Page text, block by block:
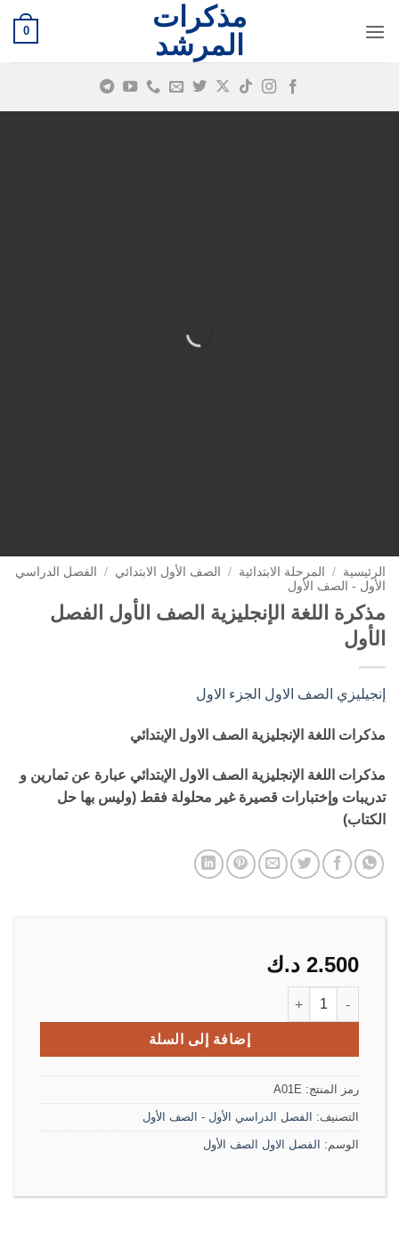
للمحتوى
مذكرات
المرشد
0
الرئيسية / المرحلة الابتدائية / الصف الأول الابتدائي /
الفصل الدراسي
الأول - الصف الأول
مذكرة اللغة الإنجليزية الصف الأول الفصل
الأول
إنجيليزي الصف الاول الجزء الاول
مذكرات اللغة الإنجليزية الصف الاول الإبتدائي
مذكرات اللغة الإنجليزية الصف الاول الإبتدائي عبارة عن تمارين و
تدريبات وإختبارات قصيرة غير محلولة فقط (وليس بها حل
الكتاب)
2.500 د.ك
إضافة إلى السلة
رمز المنتج: A01E
التصنيف: الفصل الدراسي الأول - الصف الأول
الوسم: الفصل الاول الصف الأول